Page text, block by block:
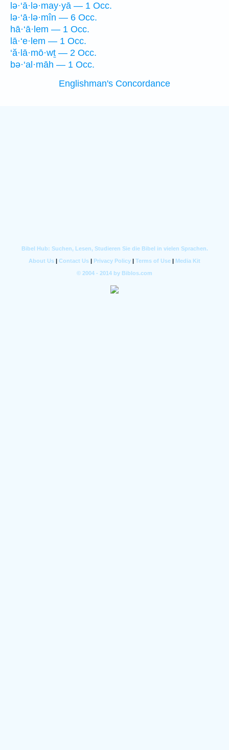
lə·‘ā·lə·may·yā — 1 Occ.
lə·‘ā·lə·mîn — 6 Occ.
hā·‘ā·lem — 1 Occ.
lā·‘e·lem — 1 Occ.
‘ă·lā·mō·wṯ — 2 Occ.
bə·‘al·māh — 1 Occ.
Englishman's Concordance